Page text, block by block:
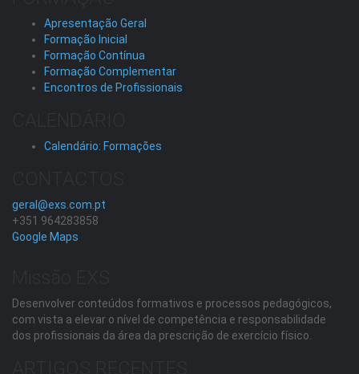
Apresentação Geral
Formação Inicial
Formação Contínua
Formação Complementar
Encontros de Profissionais
Calendário: Formações
geral@exs.com.pt
+351 964283858
Google Maps
Desenvolver conteúdos formativos e processos pedagógicos,
com vista a elevar o nível de competência e responsabilidade
dos profissionais da área da prescrição de exercício físico.